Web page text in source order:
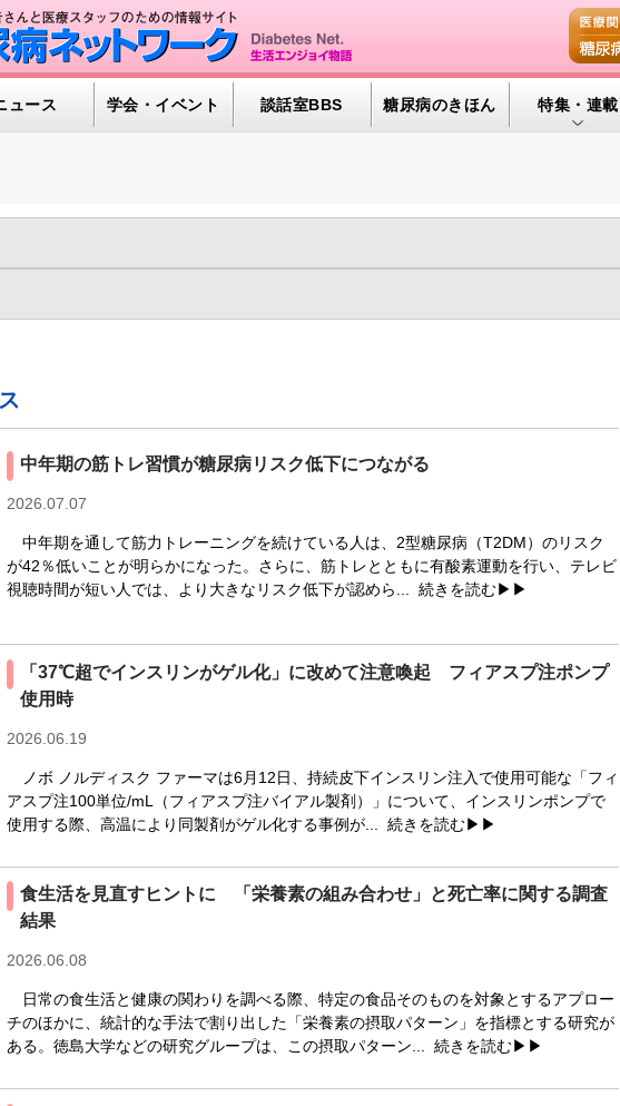
ュース 学会・イベント 談話室BBS 糖尿病のきほん 特集・連載
2011年 2010年 2009年 2008年 2007年 2006年 2005年 2004年
）（586)
中年期の筋トレ習慣が糖尿病リスク低下につながる
2026.07.07
中年期を通して筋力トレーニングを続けている人は、2型糖尿病（T2DM）のリスク
が42％低いことが明らかになった。さらに、筋トレとともに有酸素運動を行い、テレビ
視聴時間が短い人では、より大きなリスク低下が認めら... 続きを読む▶▶
「37℃超でインスリンがゲル化」に改めて注意喚起 フィアスプ注ポンプ
使用時
2026.06.19
ノボ ノルディスク ファーマは6月12日、持続皮下インスリン注入で使用可能な「フィ
アスプ注100単位/mL（フィアスプ注バイアル製剤）」について、インスリンポンプで
使用する際、高温により同製剤がゲル化する事例が... 続きを読む▶▶
食生活を見直すヒントに 「栄養素の組み合わせ」と死亡率に関する調査
結果
2026.06.08
日常の食生活と健康の関わりを調べる際、特定の食品そのものを対象とするアプロー
チのほかに、統計的な手法で割り出した「栄養素の摂取パターン」を指標とする研究が
ある。徳島大学などの研究グループは、この摂取パターン... 続きを読む▶▶